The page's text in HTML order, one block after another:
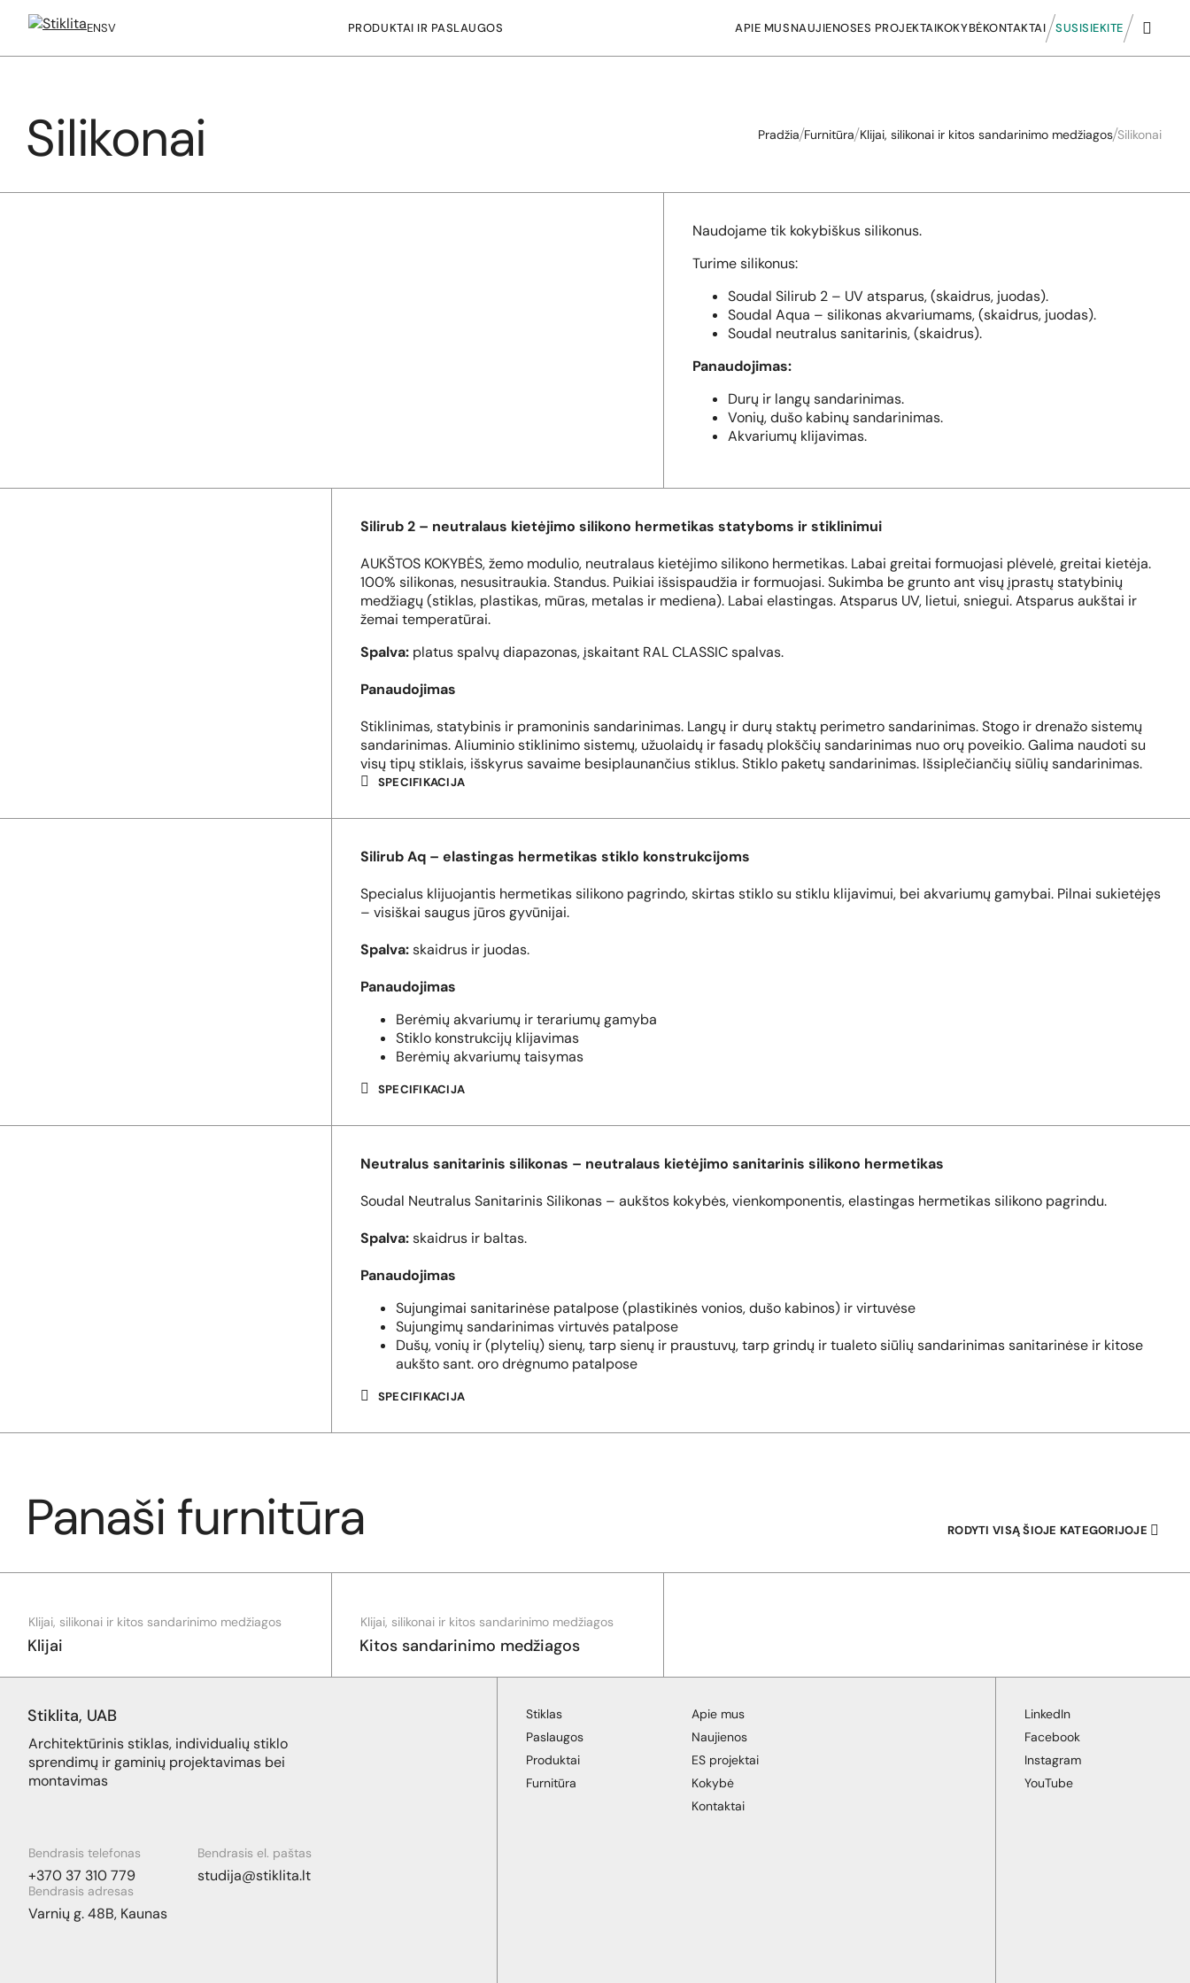
turinį
ENSV PRODUKTAI IR PASLAUGOS APIE MUSNAUJIENOSES PROJEKTAIKOKYBĖKONTAKTAI SUSISIEKITE
Silikonai Pradžia Furnitūra Klijai, silikonai ir kitos sandarinimo medžiagos Silikonai
Naudojame tik kokybiškus silikonus.
Turime silikonus:
Soudal Silirub 2 – UV atsparus, (skaidrus, juodas).
Soudal Aqua – silikonas akvariumams, (skaidrus, juodas).
Soudal neutralus sanitarinis, (skaidrus).
Panaudojimas:
Durų ir langų sandarinimas.
Vonių, dušo kabinų sandarinimas.
Akvariumų klijavimas.
Silirub 2 – neutralaus kietėjimo silikono hermetikas statyboms ir stiklinimui
AUKŠTOS KOKYBĖS, žemo modulio, neutralaus kietėjimo silikono hermetikas. Labai greitai formuojasi plėvelė, greitai kietėja.
100% silikonas, nesusitraukia. Standus. Puikiai išsispaudžia ir formuojasi. Sukimba be grunto ant visų įprastų statybinių
medžiagų (stiklas, plastikas, mūras, metalas ir mediena). Labai elastingas. Atsparus UV, lietui, sniegui. Atsparus aukštai ir
žemai temperatūrai.
Spalva:platus spalvų diapazonas, įskaitant RAL CLASSIC spalvas.
Panaudojimas
Stiklinimas, statybinis ir pramoninis sandarinimas. Langų ir durų staktų perimetro sandarinimas. Stogo ir drenažo sistemų
sandarinimas. Aliuminio stiklinimo sistemų, užuolaidų ir fasadų plokščių sandarinimas nuo orų poveikio. Galima naudoti su
visų tipų stiklais, išskyrus savaime besiplaunančius stiklus. Stiklo paketų sandarinimas. Išsiplečiančių siūlių sandarinimas.
SPECIFIKACIJA
Silirub Aq – elastingas hermetikas stiklo konstrukcijoms
Specialus klijuojantis hermetikas silikono pagrindo, skirtas stiklo su stiklu klijavimui, bei akvariumų gamybai. Pilnai sukietėjęs
– visiškai saugus jūros gyvūnijai.
Spalva:skaidrus ir juodas.
Panaudojimas
Berėmių akvariumų ir terariumų gamyba
Stiklo konstrukcijų klijavimas
Berėmių akvariumų taisymas
SPECIFIKACIJA
Neutralus sanitarinis silikonas – neutralaus kietėjimo sanitarinis silikono hermetikas
Soudal Neutralus Sanitarinis Silikonas – aukštos kokybės, vienkomponentis, elastingas hermetikas silikono pagrindu.
Spalva:skaidrus ir baltas.
Panaudojimas
Sujungimai sanitarinėse patalpose (plastikinės vonios, dušo kabinos) ir virtuvėse
Sujungimų sandarinimas virtuvės patalpose
Dušų, vonių ir (plytelių) sienų, tarp sienų ir praustuvų, tarp grindų ir tualeto siūlių sandarinimas sanitarinėse ir kitose
aukšto sant. oro drėgnumo patalpose
SPECIFIKACIJA
Panaši furnitūra
Klijai, silikonai ir kitos sandarinimo medžiagos
Klijai
Klijai, silikonai ir kitos sandarinimo medžiagos
Kitos sandarinimo medžiagos
RODYTI VISĄ ŠIOJE KATEGORIJOJE
Stiklita, UAB
Architektūrinis stiklas, individualių stiklo
sprendimų ir gaminių projektavimas bei
montavimas
Bendrasis telefonas
+370 37 310 779
Bendrasis el. paštas
studija@stiklita.lt
Bendrasis adresas
Varnių g. 48B, Kaunas
Stiklas
Paslaugos
Produktai
Furnitūra
Apie mus
Naujienos
ES projektai
Kokybė
Kontaktai
LinkedIn
Facebook
Instagram
YouTube